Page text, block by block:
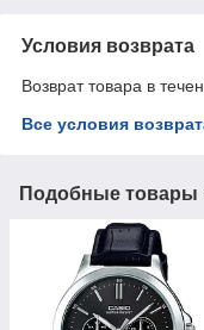
Условия возврата
Возврат товара в
Все условия
Подобные товары